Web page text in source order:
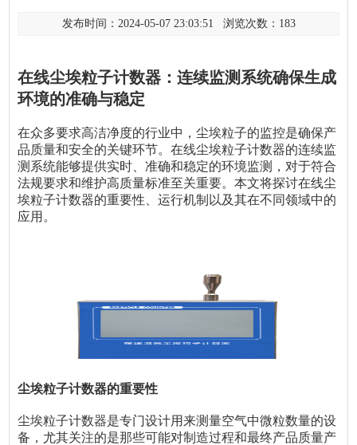
发布时间：2024-05-07 23:03:51 浏览次数： 183
在线尘埃粒子计数器：连续监测系统确保生成
环境的准确与稳定
在众多要求高洁净度的行业中，尘埃粒子的监控是确保产
品质量和安全的关键环节。在线尘埃粒子计数器的连续监
测系统能够提供实时、准确和稳定的环境监测，对于符合
法规要求和维护高质量标准至关重要。本文将探讨在线尘
埃粒子计数器的重要性、运行机制以及其在不同领域中的
应用。
尘埃粒子计数器的重要性
尘埃粒子计数器是专门设计用来测量空气中微粒数量的设
备，尤其关注的是那些可能对制造过程和最终产品质量产